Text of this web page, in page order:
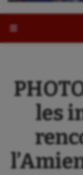
les